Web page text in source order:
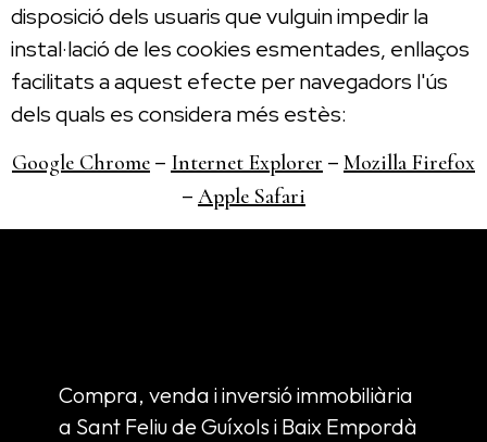
disposició dels usuaris que vulguin impedir la
instal·lació de les cookies esmentades, enllaços
facilitats a aquest efecte per navegadors l'ús
dels quals es considera més estès:
Google Chrome – Internet Explorer – Mozilla Firefox
– Apple Safari
Compra, venda i inversió immobiliària
a Sant Feliu de Guíxols i Baix Empordà